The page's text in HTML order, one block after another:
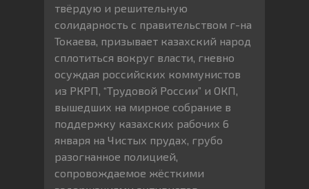
твёрдую и решительную
солидарность с правительством г-на
Токаева, призывает казахский народ
сплотиться вокруг власти, гневно
осуждая российских коммунистов
из РКРП, “Трудовой России” и ОКП,
вышедших на мирное собрание в
поддержку казахских рабочих 6
января на Чистых прудах, грубо
разогнанное полицией,
сопровождаемое жёсткими